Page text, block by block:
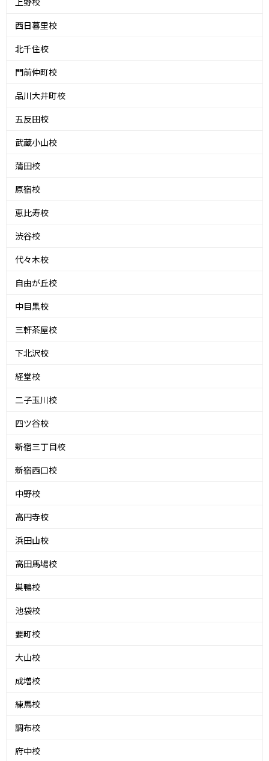
西日暮里校
北千住校
門前仲町校
品川大井町校
五反田校
武蔵小山校
蒲田校
原宿校
恵比寿校
渋谷校
代々木校
自由が丘校
中目黒校
三軒茶屋校
下北沢校
経堂校
二子玉川校
四ツ谷校
新宿三丁目校
新宿西口校
中野校
高円寺校
浜田山校
高田馬場校
巣鴨校
池袋校
要町校
大山校
成増校
練馬校
調布校
府中校